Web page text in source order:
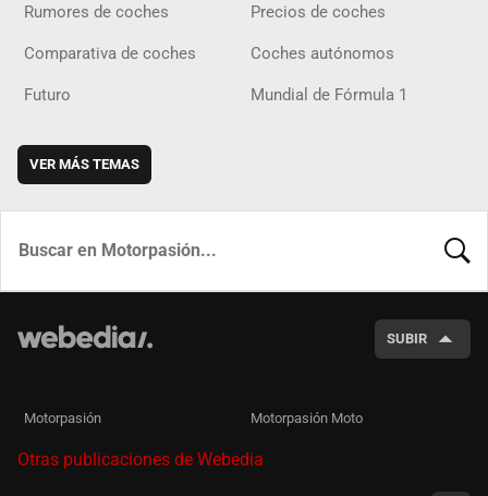
Rumores de coches Precios de coches
Comparativa de coches Coches autónomos
Futuro Mundial de Fórmula 1
VER MÁS TEMAS
SUBIR
Motorpasión Motorpasión Moto
Otras publicaciones de Webedia